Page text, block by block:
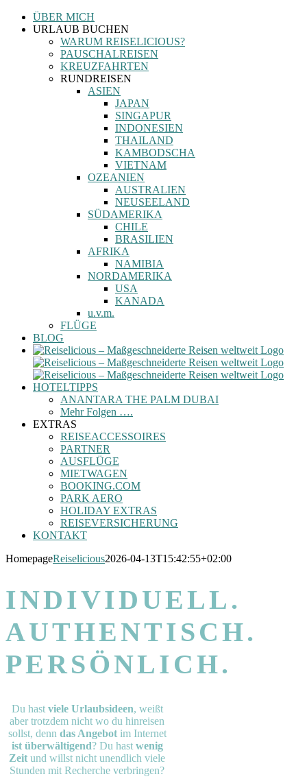
Zum
Inhalt
ÜBER MICH
URLAUB BUCHEN
WARUM REISELICIOUS?
PAUSCHALREISEN
KREUZFAHRTEN
RUNDREISEN
ASIEN
JAPAN
SINGAPUR
INDONESIEN
THAILAND
KAMBODSCHA
VIETNAM
OZEANIEN
AUSTRALIEN
NEUSEELAND
SÜDAMERIKA
CHILE
BRASILIEN
AFRIKA
NAMIBIA
NORDAMERIKA
USA
KANADA
u.v.m.
FLÜGE
BLOG
HOTELTIPPS
ANANTARA THE PALM DUBAI
Mehr Folgen ….
EXTRAS
REISEACCESSOIRES
PARTNER
AUSFLÜGE
MIETWAGEN
BOOKING.COM
PARK AERO
HOLIDAY EXTRAS
REISEVERSICHERUNG
KONTAKT
HomepageReiselicious2026-04-13T15:42:55+02:00
INDIVIDUELL.
AUTHENTISCH.
PERSÖNLICH.
Du hast viele Urlaubsideen, weißt
aber trotzdem nicht wo du hinreisen
sollst, denn das Angebotim Internet
ist überwältigend? Du hast wenig
Zeit und willst nicht unendlich viele
Stunden mit Recherche verbringen?